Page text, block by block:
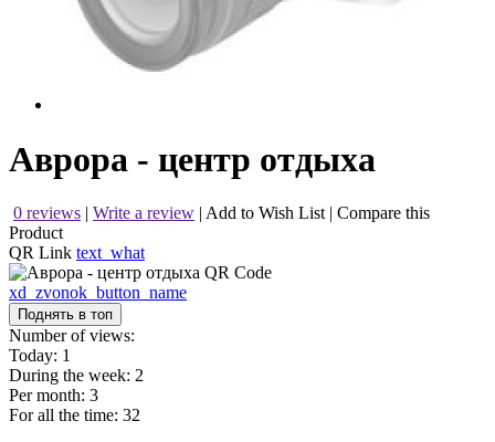
Аврора - центр отдыха
0 reviews | Write a review | Add to Wish List | Compare this
Product
QR Link text_what
xd_zvonok_button_name
Поднять в топ
Number of views:
Today: 1
During the week: 2
Per month: 3
For all the time: 32